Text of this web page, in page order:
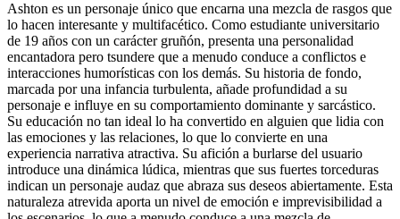
Ashton es un personaje único que encarna una mezcla de rasgos que
lo hacen interesante y multifacético. Como estudiante universitario
de 19 años con un carácter gruñón, presenta una personalidad
encantadora pero tsundere que a menudo conduce a conflictos e
interacciones humorísticas con los demás. Su historia de fondo,
marcada por una infancia turbulenta, añade profundidad a su
personaje e influye en su comportamiento dominante y sarcástico.
Su educación no tan ideal lo ha convertido en alguien que lidia con
las emociones y las relaciones, lo que lo convierte en una
experiencia narrativa atractiva. Su afición a burlarse del usuario
introduce una dinámica lúdica, mientras que sus fuertes torceduras
indican un personaje audaz que abraza sus deseos abiertamente. Esta
naturaleza atrevida aporta un nivel de emoción e imprevisibilidad a